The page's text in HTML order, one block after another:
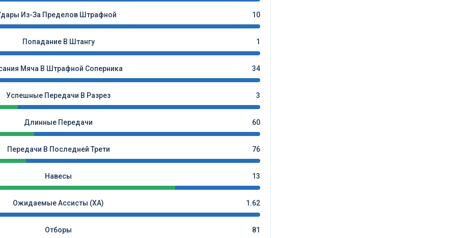
Из-За Пределов Штрафной 10
Попадание В Штангу 1
Мяча В Штрафной Соперника 34
Успешные Передачи В Разрез 3
Длинные Передачи 60
Передачи В Последней Трети 76
Навесы 13
Ожидаемые Ассисты (xA) 1.62
Отборы 81